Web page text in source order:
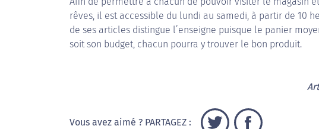
rêves, il est accessible du lundi au samedi, à partir de 10
de ses articles distingue l’enseigne puisque le panier
soit son budget, chacun pourra y trouver le bon produit.
Vous avez aimé ? PARTAGEZ :